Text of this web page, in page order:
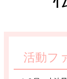
活動フ